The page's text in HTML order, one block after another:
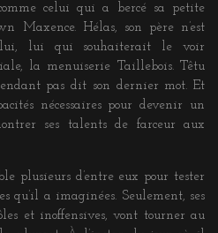
celui qui a bercé sa petite
Maxence. Hélas, son père n’est
lui qui souhaiterait le voir
la menuiserie Taillebois. Têtu
pas dit son dernier mot. Et
nécessaires pour devenir un
ses talents de farceur aux
plusieurs d’entre eux pour tester
qu’il a imaginées. Seulement, ses
et inoffensives, vont tourner au